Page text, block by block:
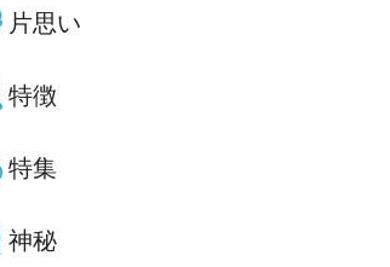
片思い
特徴
特集
神秘